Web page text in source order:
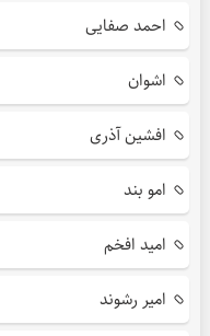
احمد صفایی
اشوان
افشین آذری
امو بند
امید افخم
امیر رشوند